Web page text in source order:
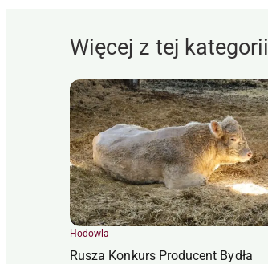
Więcej z tej kategorii
Hodowla
Rusza Konkurs Producent Bydła